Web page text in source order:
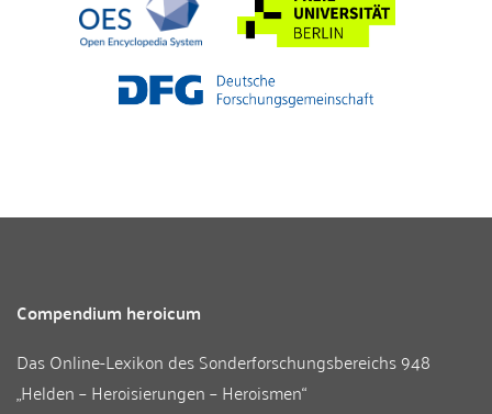
Compendium heroicum
Das Online-Lexikon desSonderforschungsbereichs 948
„Helden – Heroisierungen – Heroismen“